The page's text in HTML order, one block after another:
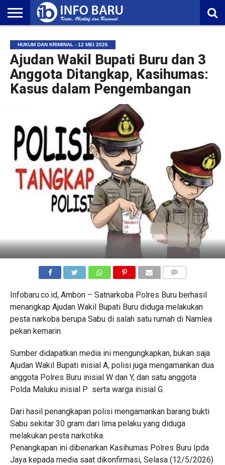
NASIONAL
AMBONIA
MALUKU
EKONOMI
POLITIK
OLAHRAGA
LIFESTYLE
REDAKSI
HUKUM DAN KRIMINAL - 12 MEI 2026
Ajudan Wakil Bupati Buru dan 3
Anggota Ditangkap, Kasihumas:
Kasus dalam Pengembangan
Infobaru.co.id, Ambon – Satnarkoba Polres Buru berhasil
menangkap Ajudan Wakil Bupati Buru diduga melakukan
pesta narkoba berupa Sabu di salah satu rumah di Namlea
pekan kemarin.
Sumber didapatkan media ini mengungkapkan, bukan saja
Ajudan Wakil Bupati inisial A, polisi juga mengamankan dua
anggota Polres Buru inisial W dan Y, dan satu anggota
Polda Maluku inisial P serta warga inisial G.
Dari hasil penangkapan polisi mengamankan barang bukti
Sabu sekitar 30 gram dari lima pelaku yang diduga
melakukan pesta narkotika.
Penangkapan ini dibenarkan Kasihumas Polres Buru Ipda
Jaya kepada media saat dikonfirmasi, Selasa (12/5/2026)